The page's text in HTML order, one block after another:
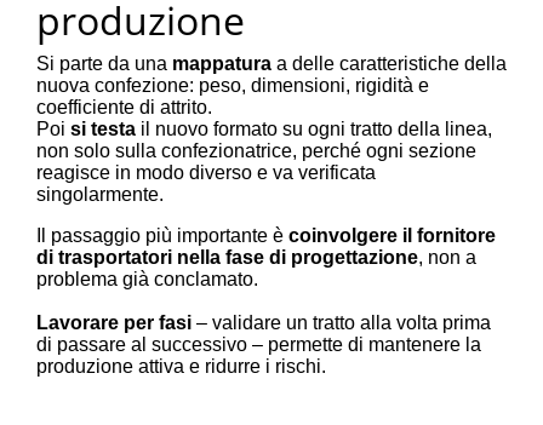
produzione
Si parte da una mappatura a delle caratteristiche della
nuova confezione: peso, dimensioni, rigidità e
coefficiente di attrito.
Poi si testa il nuovo formato su ogni tratto della linea,
non solo sulla confezionatrice, perché ogni sezione
reagisce in modo diverso e va verificata
singolarmente.
Il passaggio più importante è coinvolgere il fornitore
di trasportatori nella fase di progettazione, non a
problema già conclamato.
Lavorare per fasi – validare un tratto alla volta prima
di passare al successivo – permette di mantenere la
produzione attiva e ridurre i rischi.